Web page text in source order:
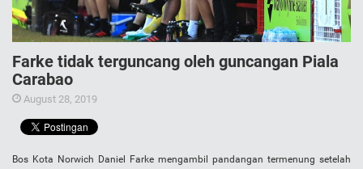
Farke tidak terguncang oleh guncangan Piala
Carabao
August 28, 2019
Bos Kota Norwich Daniel Farke mengambil pandangan termenung setelah